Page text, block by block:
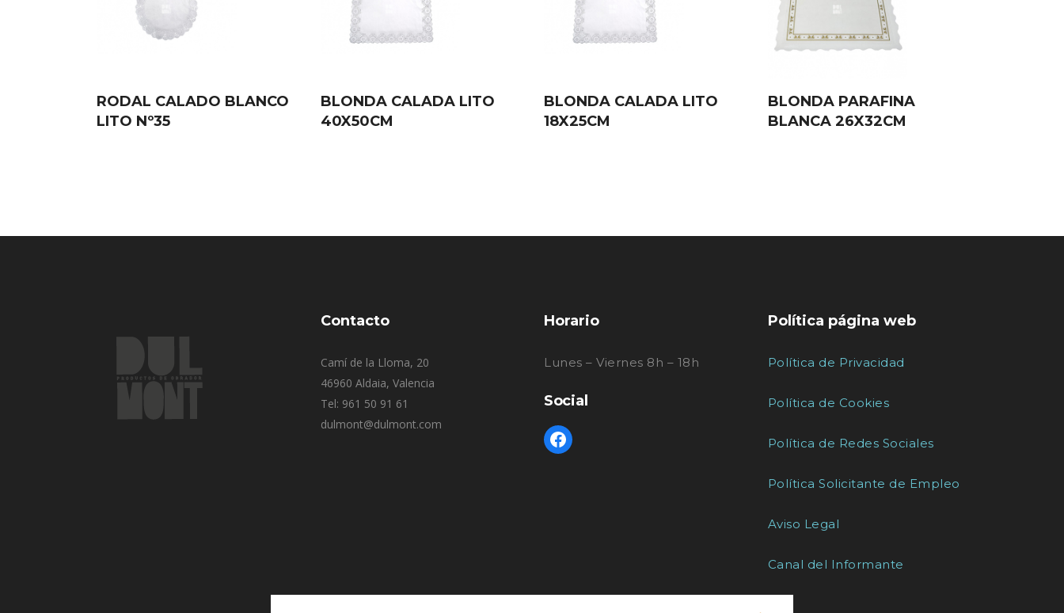
RODAL CALADO BLANCO
LITO Nº35
BLONDA CALADA LITO
40X50CM
BLONDA CALADA LITO
18X25CM
BLONDA PARAFINA
BLANCA 26X32CM
Contacto
Camí de la Lloma, 20
46960 Aldaia, Valencia
Tel: 961 50 91 61
dulmont@dulmont.com
Horario
Lunes – Viernes 8h – 18h
Social
Política página web
Política de Privacidad
Política de Cookies
Política de Redes Sociales
Política Solicitante de Empleo
Aviso Legal
Canal del Informante